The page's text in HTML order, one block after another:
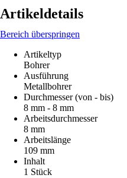
Artikeldetails
Bereich überspringen
Artikeltyp
Bohrer
Ausführung
Metallbohrer
Durchmesser (von - bis)
8 mm - 8 mm
Arbeitsdurchmesser
8 mm
Arbeitslänge
109 mm
Inhalt
1 Stück